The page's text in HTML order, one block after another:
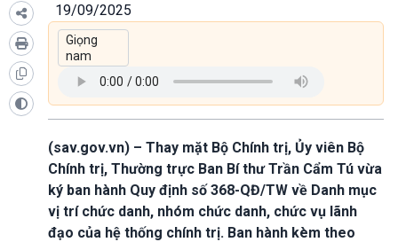
19/09/2025
(sav.gov.vn) – Thay mặt Bộ Chính trị, Ủy viên Bộ
Chính trị, Thường trực Ban Bí thư Trần Cẩm Tú vừa
ký ban hành Quy định số 368-QĐ/TW về Danh mục
vị trí chức danh, nhóm chức danh, chức vụ lãnh
đạo của hệ thống chính trị. Ban hành kèm theo